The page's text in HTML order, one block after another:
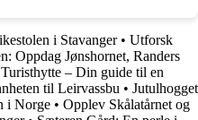
i Stavanger• Utforsk
Oppdag Jønshornet, Randers
– Din guide til en
til Leirvassbu • Jutulhogget
i Norge • Opplev Skålatårnet og